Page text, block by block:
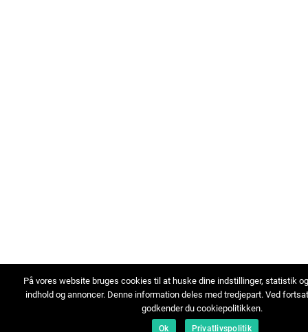
På vores website bruges cookies til at huske dine indstillinger, statistik
indhold og annoncer. Denne information deles med tredjepart. Ved
godkender du cookiepolitikken.
Ok Privatlivspolitik